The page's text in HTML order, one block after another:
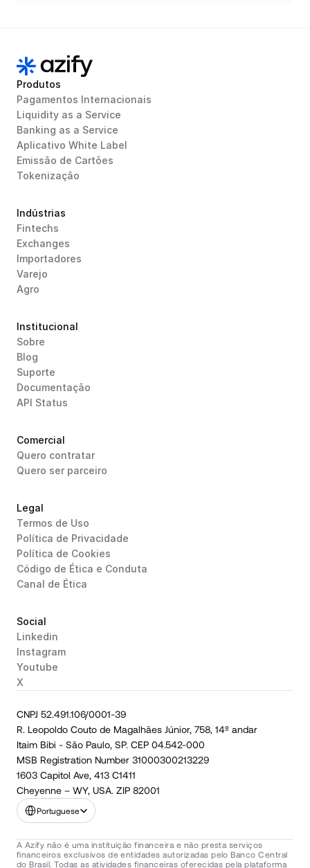
Produtos
Pagamentos Internacionais
Liquidity as a Service
Banking as a Service
Aplicativo White Label
Emissão de Cartões
Tokenização
Indústrias
Fintechs
Exchanges
Importadores
Varejo
Agro
Institucional
Sobre
Blog
Suporte
Documentação
API Status
Comercial
Quero contratar
Quero ser parceiro
Legal
Termos de Uso
Política de Privacidade
Política de Cookies
Código de Ética e Conduta
Canal de Ética
Social
Linkedin
Instagram
Youtube
X
CNPJ 52.491.106/0001-39
R. Leopoldo Couto de Magalhães Júnior, 758, 14º andar
Itaim Bibi - São Paulo, SP. CEP 04.542-000
MSB Registration Number 31000300213229
1603 Capitol Ave, 413 C1411
Cheyenne – WY, USA. ZIP 82001
Select Language
Portuguese
A Azify não é uma instituição financeira e não presta serviços
financeiros exclusivos de entidades autorizadas pelo Banco Central
do Brasil. Todas as atividades financeiras oferecidas pela plataforma